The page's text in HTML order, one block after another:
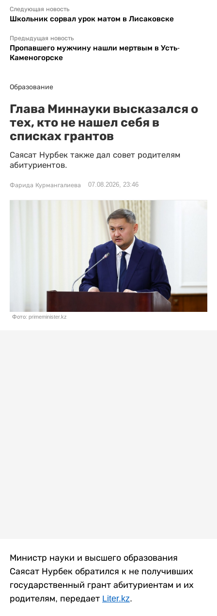
Следующая новость
Школьник сорвал урок матом в Лисаковске
Предыдущая новость
Пропавшего мужчину нашли мертвым в Усть-
Каменогорске
Образование
Глава Миннауки высказался о
тех, кто не нашел себя в
списках грантов
Саясат Нурбек также дал совет родителям
абитуриентов.
Фарида Курмангалиева 07.08.2026, 23:46
Фото: primeminister.kz
Министр науки и высшего образования
Саясат Нурбек обратился к не получивших
государственный грант абитуриентам и их
родителям, передает Liter.kz.